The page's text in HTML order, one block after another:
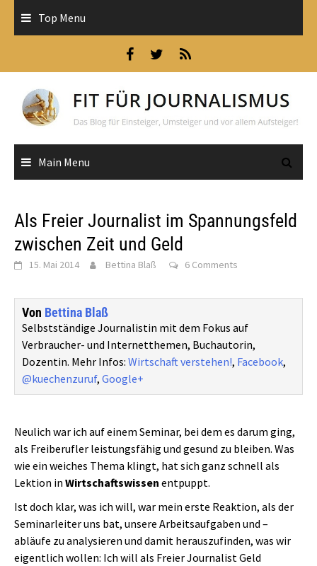
Top Menu
Main Menu
Als Freier Journalist im Spannungsfeld
zwischen Zeit und Geld
15. Mai 2014 Bettina Blaß 6 Comments
Von Bettina Blaß
Selbstständige Journalistin mit dem Fokus auf
Verbraucher- und Internetthemen, Buchautorin,
Dozentin. Mehr Infos: Wirtschaft verstehen!, Facebook,
@kuechenzuruf, Google+
Neulich war ich auf einem Seminar, bei dem es darum ging,
als Freiberufler leistungsfähig und gesund zu bleiben. Was
wie ein weiches Thema klingt, hat sich ganz schnell als
Lektion in Wirtschaftswissen entpuppt.
Ist doch klar, was ich will, war mein erste Reaktion, als der
Seminarleiter uns bat, unsere Arbeitsaufgaben und –
abläufe zu analysieren und damit herauszufinden, was wir
eigentlich wollen: Ich will als Freier Journalist Geld